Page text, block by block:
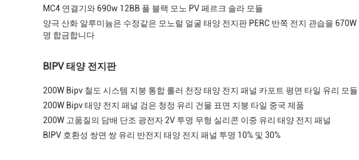
MC4 연결기와 690w 12BB 풀 블랙 모노 PV 페르크 솔라 모듈
양극 산화 알루미늄은 수정같은 모노럴 얼굴 태양 전지판 PERC 반쪽 전지 관습을 670W
명 합금합니다
BIPV 태양 전지판
200W Bipv 철도 시스템 지붕 통합 롤러 천장 태양 전지 패널 카포트 평면 타일 유리 모듈
200W Bipv 태양 전지 패널 검은 청정 유리 건물 표면 지붕 타일 중국 제품
200W 고품질의 담배 단조 광전자 2V 투명 무형 실리콘 이중 유리 태양 전지 패널
BIPV 호환성 쌍면 쌍 유리 반전지 태양 전지 패널 투명 10% 및 30%